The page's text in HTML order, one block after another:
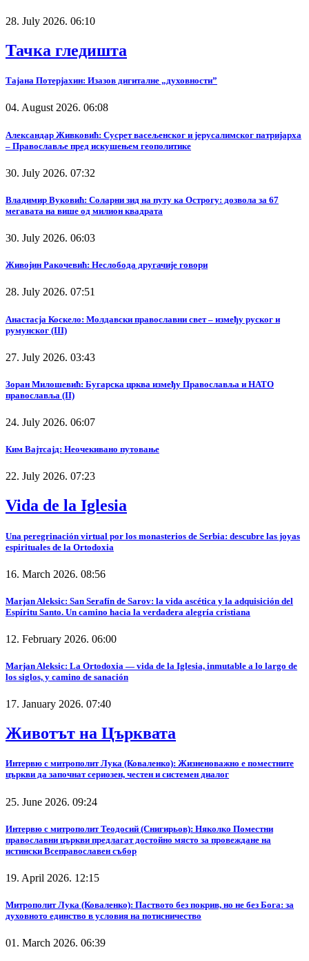
28. July 2026. 06:10
Тачка гледишта
Тајана Потерјахин: Изазов дигиталне „духовности”
04. August 2026. 06:08
Александар Живковић: Сусрет васељенског и јерусалимског патријарха
– Православље пред искушењем геополитике
30. July 2026. 07:32
Владимир Вуковић: Соларни зид на путу ка Острогу: дозвола за 67
мегавата на више од милион квадрата
30. July 2026. 06:03
Живојин Ракочевић: Неслобода другачије говори
28. July 2026. 07:51
Анастасја Коскело: Молдавски православни свет – између руског и
румунског (III)
27. July 2026. 03:43
Зоран Милошевић: Бугарска црква између Православља и НАТО
православља (II)
24. July 2026. 06:07
Ким Вајтсајд: Неочекивано путовање
22. July 2026. 07:23
Vida de la Iglesia
Una peregrinación virtual por los monasterios de Serbia: descubre las joyas
espirituales de la Ortodoxia
16. March 2026. 08:56
Marjan Aleksic: San Serafín de Sarov: la vida ascética y la adquisición del
Espíritu Santo. Un camino hacia la verdadera alegría cristiana
12. February 2026. 06:00
Marjan Aleksic: La Ortodoxia — vida de la Iglesia, inmutable a lo largo de
los siglos, y camino de sanación
17. January 2026. 07:40
Животът на Църквата
Интервю с митрополит Лука (Коваленко): Жизненоважно е поместните
църкви да започнат сериозен, честен и системен диалог
25. June 2026. 09:24
Интервю с митрополит Теодосий (Снигирьов): Няколко Поместни
православни църкви предлагат достойно място за провеждане на
истински Всеправославен събор
19. April 2026. 12:15
Митрополит Лука (Коваленко): Паството без покрив, но не без Бога: за
духовното единство в условия на потисничество
01. March 2026. 06:39